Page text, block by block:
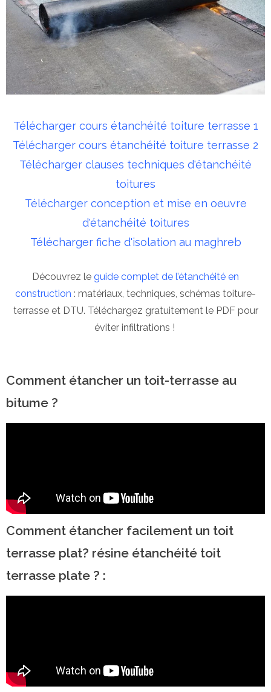
Télécharger cours étanchéité toiture terrasse 1
Télécharger cours étanchéité toiture terrasse 2
Télécharger clauses techniques d'étanchéité
toitures
Télécharger conception et mise en oeuvre
d'étanchéité toitures
Télécharger fiche d'isolation au maghreb
Découvrez le guide complet de l’étanchéité en
construction : matériaux, techniques, schémas toiture-
terrasse et DTU. Téléchargez gratuitement le PDF pour
éviter infiltrations !
Comment étancher un toit-terrasse au
bitume ?
Comment étancher facilement un toit
terrasse plat? résine étanchéité toit
terrasse plate ? :